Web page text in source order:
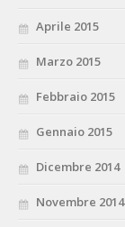
Aprile 2015
Marzo 2015
Febbraio 2015
Gennaio 2015
Dicembre 2014
Novembre 2014